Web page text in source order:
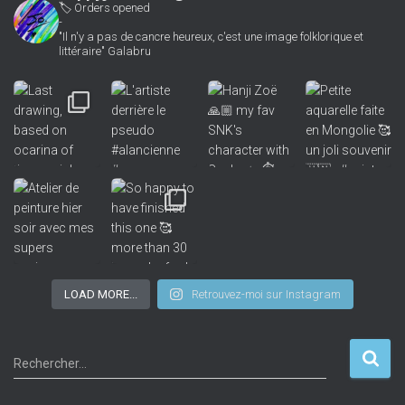
🏷 Orders opened
-
"Il n'y a pas de cancre heureux, c'est une image folklorique et
littéraire" Galabru
LOAD MORE... Retrouvez-moi sur Instagram
R
e
Rechercher…